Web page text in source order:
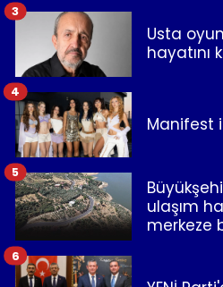
Usta
hayatını
3
Manifest
4
ulaşım
merkeze
5
6